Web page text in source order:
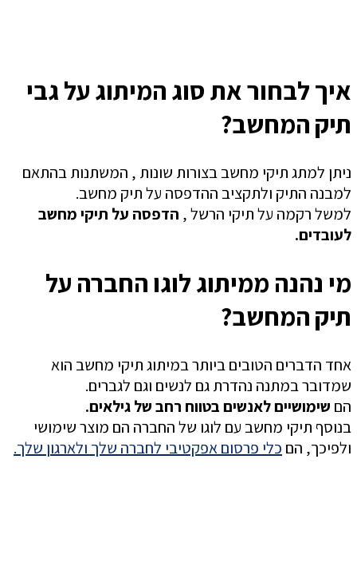
איך לבחור את סוג המיתוג על גבי
תיק המחשב?
ניתן למתג תיקי מחשב בצורות שונות , המשתנות בהתאם
למבנה התיק ולתקציב ההדפסה על תיק מחשב.
למשל רקמה על תיקי הרשל , הדפסה על תיקי מחשב
לעובדים.
מי נהנה ממיתוג לוגו החברה על
תיק המחשב?
אחד הדברים הטובים ביותר במיתוג תיקי מחשב הוא
שמדובר במתנה נהדרת גם לנשים וגם לגברים.
הם שימושיים לאנשים בטווח רחב של גילאים.
בנוסף תיקי מחשב עם לוגו של החברה הם מוצר שימושי
ולפיכך, הם כלי פרסום אפקטיבי לחברה שלך ולארגון שלך.